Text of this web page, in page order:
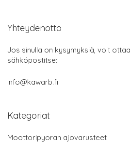
Yhteydenotto
Jos sinulla on kysymyksiä, voit
sähköpostitse:
info@kawarb.fi
Kategoriat
Moottoripyörän ajovarusteet